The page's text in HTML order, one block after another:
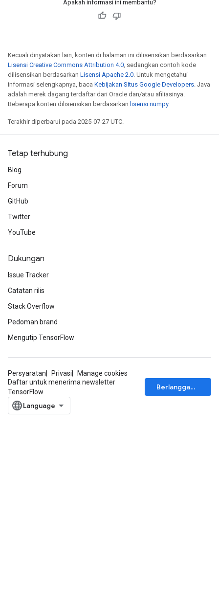
Apakah informasi ini membantu?
Kecuali dinyatakan lain, konten di halaman ini dilisensikan berdasarkan
Lisensi Creative Commons Attribution 4.0, sedangkan contoh kode
dilisensikan berdasarkan Lisensi Apache 2.0. Untuk mengetahui
informasi selengkapnya, baca Kebijakan Situs Google Developers. Java
adalah merek dagang terdaftar dari Oracle dan/atau afiliasinya.
Beberapa konten dilisensikan berdasarkan lisensi numpy.
Terakhir diperbarui pada 2025-07-27 UTC.
Tetap terhubung
Blog
Forum
GitHub
Twitter
YouTube
Dukungan
Issue Tracker
Catatan rilis
Stack Overflow
Pedoman brand
Mengutip TensorFlow
Persyaratan Privasi
Manage cookies
Daftar untuk menerima newsletter
TensorFlow
Berlangganan